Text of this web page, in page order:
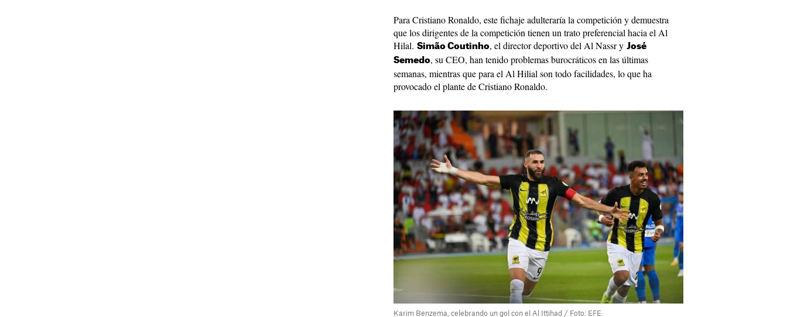
Para Cristiano Ronaldo, este fichaje adulteraría la competición y demuestra
que los dirigentes de la competición tienen un trato preferencial hacia el Al
Hilal. Simão Coutinho, el director deportivo del Al Nassr y José
Semedo, su CEO, han tenido problemas burocráticos en las últimas
semanas, mientras que para el Al Hilial son todo facilidades, lo que ha
provocado el plante de Cristiano Ronaldo.
Karim Benzema, celebrando un gol con el Al Ittihad / Foto: EFE